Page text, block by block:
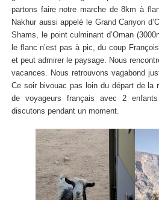
partons faire notre marche de 8km à
Nakhur aussi appelé le Grand Canyon
Shams, le point culminant d’Oman
le flanc n’est pas à pic, du coup
et peut admirer le paysage. Nous
vacances. Nous retrouvons vagabond
Ce soir bivouac pas loin du départ de la
de voyageurs français avec 2
discutons pendant un moment.